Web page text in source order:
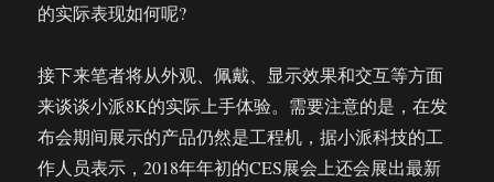
的实际表现如何呢?
接下来笔者将从外观、佩戴、显示效果和交互等方面
来谈谈小派8K的实际上手体验。需要注意的是，在发
布会期间展示的产品仍然是工程机，据小派科技的工
作人员表示，2018年年初的CES展会上还会展出最新